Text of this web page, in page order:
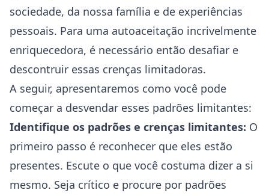
sociedade, da nossa família e de experiências
pessoais. Para uma autoaceitação incrivelmente
enriquecedora, é necessário então desafiar e
descontruir essas crenças limitadoras.
A seguir, apresentaremos como você pode
começar a desvendar esses padrões limitantes:
Identifique os padrões e crenças limitantes: O
primeiro passo é reconhecer que eles estão
presentes. Escute o que você costuma dizer a si
mesmo. Seja crítico e procure por padrões